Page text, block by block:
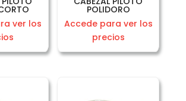
ver los
POLIDORO
Accede para ver los
precios